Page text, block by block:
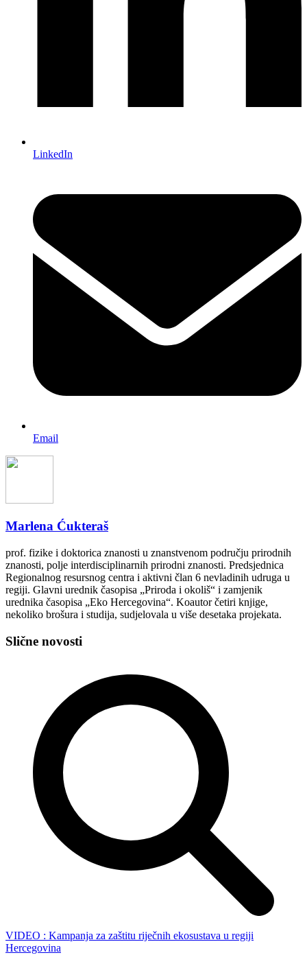
LinkedIn
Email
Marlena Ćukteraš
prof. fizike i doktorica znanosti u znanstvenom području prirodnih
znanosti, polje interdisciplinarnih prirodni znanosti. Predsjednica
Regionalnog resursnog centra i aktivni član 6 nevladinih udruga u
regiji. Glavni urednik časopisa „Priroda i okoliš“ i zamjenik
urednika časopisa „Eko Hercegovina“. Koautor četiri knjige,
nekoliko brošura i studija, sudjelovala u više desetaka projekata.
Slične novosti
VIDEO : Kampanja za zaštitu riječnih ekosustava u regiji
Hercegovina